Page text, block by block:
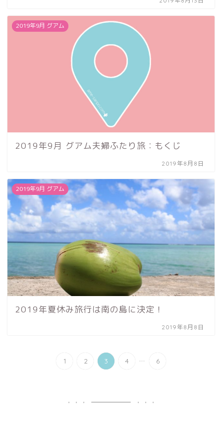
2019年9月 グアム
2019年9月 グアム夫婦ふたり旅：もくじ
2019年8月8日
2019年9月 グアム
2019年夏休み旅行は南の島に決定！
2019年8月8日
1 2 3 4 ... 6